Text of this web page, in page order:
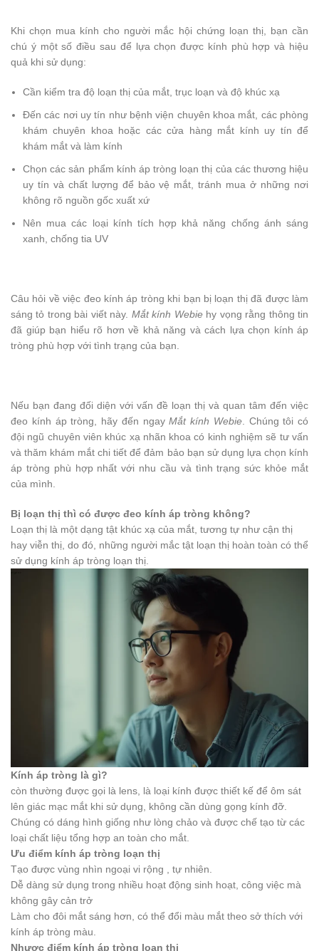
Khi chọn mua kính cho người mắc hội chứng loạn thị, bạn cần
chú ý một số điều sau để lựa chọn được kính phù hợp và hiệu
quả khi sử dụng:
Cần kiểm tra độ loạn thị của mắt, trục loạn và độ khúc xạ
Đến các nơi uy tín như bệnh viện chuyên khoa mắt, các phòng
khám chuyên khoa hoặc các cửa hàng mắt kính uy tín để
khám mắt và làm kính
Chọn các sản phẩm kính áp tròng loạn thị của các thương hiệu
uy tín và chất lượng để bảo vệ mắt, tránh mua ở những nơi
không rõ nguồn gốc xuất xứ
Nên mua các loại kính tích hợp khả năng chống ánh sáng
xanh, chống tia UV
Câu hỏi về việc đeo kính áp tròng khi bạn bị loạn thị đã được làm
sáng tỏ trong bài viết này. Mắt kính Webiehy vọng rằng thông tin
đã giúp bạn hiểu rõ hơn về khả năng và cách lựa chọn kính áp
tròng phù hợp với tình trạng của bạn.
Nếu bạn đang đối diện với vấn đề loạn thị và quan tâm đến việc
đeo kính áp tròng, hãy đến ngayMắt kính Webie. Chúng tôi có
đội ngũ chuyên viên khúc xạ nhãn khoa có kinh nghiệm sẽ tư vấn
và thăm khám mắt chi tiết để đảm bảo bạn sử dụng lựa chọn kính
áp tròng phù hợp nhất với nhu cầu và tình trạng sức khỏe mắt
của mình.
Bị loạn thị thì có được đeo kính áp tròng không?
Loạn thị là một dạng tật khúc xạ của mắt, tương tự như cận thị
hay viễn thị, do đó, những người mắc tật loạn thị hoàn toàn có thể
sử dụng kính áp tròng loạn thị.
Kính áp tròng là gì?
còn thường được gọi là lens, là loại kính được thiết kế để ôm sát
lên giác mạc mắt khi sử dụng, không cần dùng gọng kính đỡ.
Chúng có dáng hình giống như lòng chảo và được chế tạo từ các
loại chất liệu tổng hợp an toàn cho mắt.
Ưu điểm kính áp tròng loạn thị
Tạo được vùng nhìn ngoại vi rộng , tự nhiên.
Dễ dàng sử dụng trong nhiều hoạt động sinh hoạt, công việc mà
không gây cản trở
Làm cho đôi mắt sáng hơn, có thể đổi màu mắt theo sở thích với
kính áp tròng màu.
Nhược điểm kính áp tròng loạn thị